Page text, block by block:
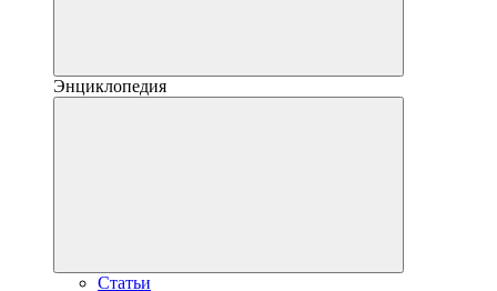
Энциклопедия
Статьи